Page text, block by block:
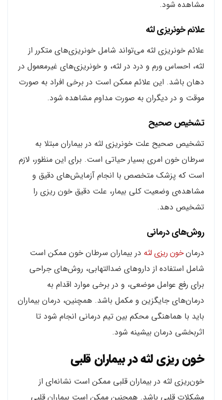
مشاهده شود.
علائم خونریزی لثه
علائم خونریزی لثه می‌تواند شامل خونریزی‌های متکرر از
لثه، احساس ورم و درد در لثه، و خونریزی‌های غیرمعمول در
دهان باشد. این علائم ممکن است در برخی افراد به صورت
موقت و در دیگران به صورت مداوم مشاهده شود.
تشخیص صحیح
تشخیص صحیح علت خونریزی لثه در بیماران مبتلا به
سرطان خون امری بسیار حیاتی است. برای این منظور، لازم
است که پزشک متخصص با انجام آزمایش‌های دقیق و
مشاهده‌ی وضعیت کلی بیمار، علت دقیق خون ریزی را
تشخیص دهد.
روش‌های درمانی
درمانخون ریزی لثه در بیماران سرطان خون ممکن است
شامل استفاده از داروهای ضدالتهابی، روش‌های جراحی
برای رفع عوامل موضعی، و در برخی موارد اقدام به
درمان‌های جایگزین و مکمل باشد. همچنین، درمان بیماران
باید با هماهنگی محکم بین تیم درمانی انجام شود تا
اثربخشی درمان بیشینه شود.
خون ریزی لثه در بیماران قلبی
خون‌ریزی لثه در بیماران قلبی ممکن است نشانه‌ای از
مشکلات قلبی باشد. همچنین ممکن است بیماران قلبی